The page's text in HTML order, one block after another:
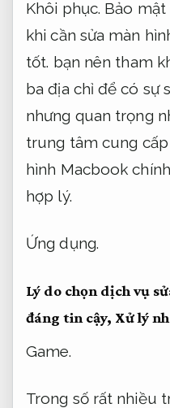
Khôi phục. Bảo mật
khi cần sửa màn
tốt. bạn nên tham
ba địa chỉ để có sự
nhưng quan trọng
trung tâm cung
hình Macbook
hợp lý.
Ứng dụng.
Lý do chọn dịch vụ
đáng tin cậy, Xử lý
Game.
Trong số rất nhiều